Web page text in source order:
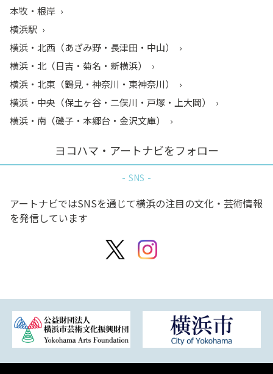
本牧・根岸
横浜駅
横浜・北西（あざみ野・長津田・中山）
横浜・北（日吉・菊名・新横浜）
横浜・北東（鶴見・神奈川・東神奈川）
横浜・中央（保土ヶ谷・二俣川・戸塚・上大岡）
横浜・南（磯子・本郷台・金沢文庫）
ヨコハマ・アートナビをフォロー
SNS
アートナビではSNSを通じて横浜の注目の文化・芸術情報
を発信しています